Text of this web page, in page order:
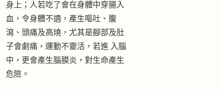
身上；人若吃了會在身體中穿腸入
血，令身體不適，產生嘔吐、腹
瀉、頭痛及高燒，尤其是腳部及肚
子會劇痛，運動不靈活，若進 入腦
中，更會產生腦膜炎，對生命產生
危險。